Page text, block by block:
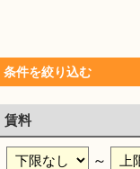
条件を絞り込む
賃料
～